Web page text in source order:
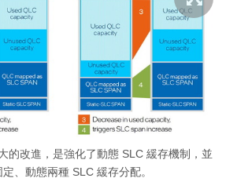
的改進，是強化了動態 SLC 緩存機制，並
、動態兩種 SLC 緩存分配。